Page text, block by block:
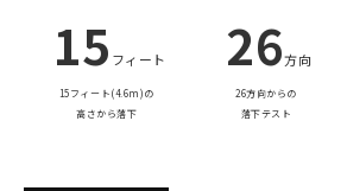
15 フィート
15フィート(4.6m)の
高さから落下
26方向
26方向からの
落下テスト